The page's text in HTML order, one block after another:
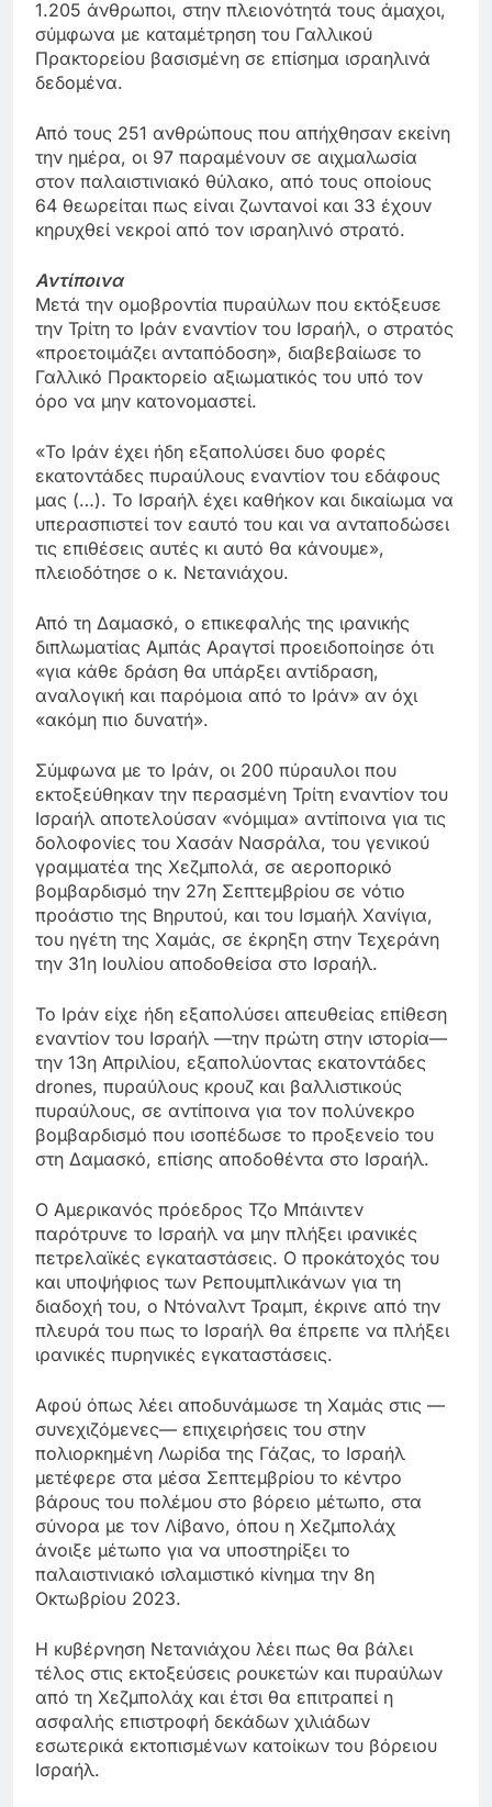
1.205 άνθρωποι, στην πλειονότητά τους άμαχοι,
σύμφωνα με καταμέτρηση του Γαλλικού
Πρακτορείου βασισμένη σε επίσημα ισραηλινά
δεδομένα.
Από τους 251 ανθρώπους που απήχθησαν εκείνη
την ημέρα, οι 97 παραμένουν σε αιχμαλωσία
στον παλαιστινιακό θύλακο, από τους οποίους
64 θεωρείται πως είναι ζωντανοί και 33 έχουν
κηρυχθεί νεκροί από τον ισραηλινό στρατό.
Αντίποινα
Μετά την ομοβροντία πυραύλων που εκτόξευσε
την Τρίτη το Ιράν εναντίον του Ισραήλ, ο στρατός
«προετοιμάζει ανταπόδοση», διαβεβαίωσε το
Γαλλικό Πρακτορείο αξιωματικός του υπό τον
όρο να μην κατονομαστεί.
«Το Ιράν έχει ήδη εξαπολύσει δυο φορές
εκατοντάδες πυραύλους εναντίον του εδάφους
μας (…). Το Ισραήλ έχει καθήκον και δικαίωμα να
υπερασπιστεί τον εαυτό του και να ανταποδώσει
τις επιθέσεις αυτές κι αυτό θα κάνουμε»,
πλειοδότησε ο κ. Νετανιάχου.
Από τη Δαμασκό, ο επικεφαλής της ιρανικής
διπλωματίας Αμπάς Αραγτσί προειδοποίησε ότι
«για κάθε δράση θα υπάρξει αντίδραση,
αναλογική και παρόμοια από το Ιράν» αν όχι
«ακόμη πιο δυνατή».
Σύμφωνα με το Ιράν, οι 200 πύραυλοι που
εκτοξεύθηκαν την περασμένη Τρίτη εναντίον του
Ισραήλ αποτελούσαν «νόμιμα» αντίποινα για τις
δολοφονίες του Χασάν Νασράλα, του γενικού
γραμματέα της Χεζμπολά, σε αεροπορικό
βομβαρδισμό την 27η Σεπτεμβρίου σε νότιο
προάστιο της Βηρυτού, και του Ισμαήλ Χανίγια,
του ηγέτη της Χαμάς, σε έκρηξη στην Τεχεράνη
την 31η Ιουλίου αποδοθείσα στο Ισραήλ.
Το Ιράν είχε ήδη εξαπολύσει απευθείας επίθεση
εναντίον του Ισραήλ —την πρώτη στην ιστορία—
την 13η Απριλίου, εξαπολύοντας εκατοντάδες
drones, πυραύλους κρουζ και βαλλιστικούς
πυραύλους, σε αντίποινα για τον πολύνεκρο
βομβαρδισμό που ισοπέδωσε το προξενείο του
στη Δαμασκό, επίσης αποδοθέντα στο Ισραήλ.
Ο Αμερικανός πρόεδρος Τζο Μπάιντεν
παρότρυνε το Ισραήλ να μην πλήξει ιρανικές
πετρελαϊκές εγκαταστάσεις. Ο προκάτοχός του
και υποψήφιος των Ρεπουμπλικάνων για τη
διαδοχή του, ο Ντόναλντ Τραμπ, έκρινε από την
πλευρά του πως το Ισραήλ θα έπρεπε να πλήξει
ιρανικές πυρηνικές εγκαταστάσεις.
Αφού όπως λέει αποδυνάμωσε τη Χαμάς στις —
συνεχιζόμενες— επιχειρήσεις του στην
πολιορκημένη Λωρίδα της Γάζας, το Ισραήλ
μετέφερε στα μέσα Σεπτεμβρίου το κέντρο
βάρους του πολέμου στο βόρειο μέτωπο, στα
σύνορα με τον Λίβανο, όπου η Χεζμπολάχ
άνοιξε μέτωπο για να υποστηρίξει το
παλαιστινιακό ισλαμιστικό κίνημα την 8η
Οκτωβρίου 2023.
Η κυβέρνηση Νετανιάχου λέει πως θα βάλει
τέλος στις εκτοξεύσεις ρουκετών και πυραύλων
από τη Χεζμπολάχ και έτσι θα επιτραπεί η
ασφαλής επιστροφή δεκάδων χιλιάδων
εσωτερικά εκτοπισμένων κατοίκων του βόρειου
Ισραήλ.